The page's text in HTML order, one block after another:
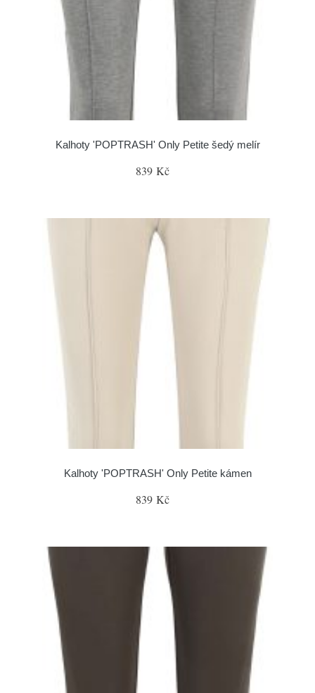
Kalhoty 'POPTRASH' Only Petite šedý melír
839 Kč
Kalhoty 'POPTRASH' Only Petite kámen
839 Kč